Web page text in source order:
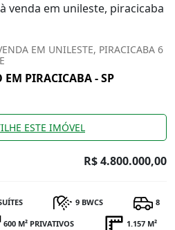
venda em unileste, piracicaba
EM UNILESTE, PIRACICABA 6
PIRACICABA - SP
ESTE IMÓVEL
R$ 4.800.000,00
9 BWCS 8
600 M² PRIVATIVOS 1.157 M²